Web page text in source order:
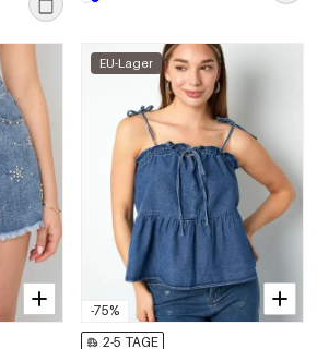
-75%
EU-Lager
2-5 TAGE